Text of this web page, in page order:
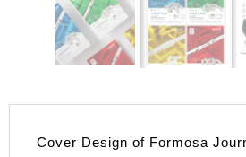
Cover Design of Formosa